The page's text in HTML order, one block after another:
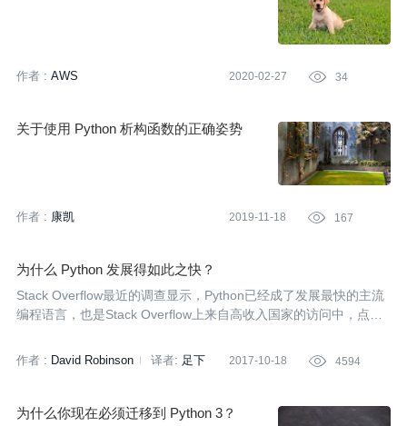
作者 : AWS 2020-02-27  34
关于使用 Python 析构函数的正确姿势
作者 : 康凯 2019-11-18  167
为什么 Python 发展得如此之快？
Stack Overflow最近的调查显示，Python已经成了发展最快的主流
编程语言，也是Stack Overflow上来自高收入国家的访问中，点击
作者 : David Robinson 译者: 足下 2017-10-18  4594
为什么你现在必须迁移到 Python 3？